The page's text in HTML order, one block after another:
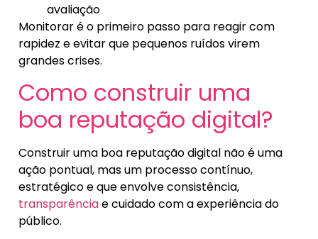
avaliação
Monitorar é o primeiro passo para reagir com
rapidez e evitar que pequenos ruídos virem
grandes crises.
Como construir uma
boa reputação digital?
Construir uma boa reputação digital não é uma
ação pontual, mas um processo contínuo,
estratégico e que envolve consistência,
transparênciae cuidado com a experiência do
público.